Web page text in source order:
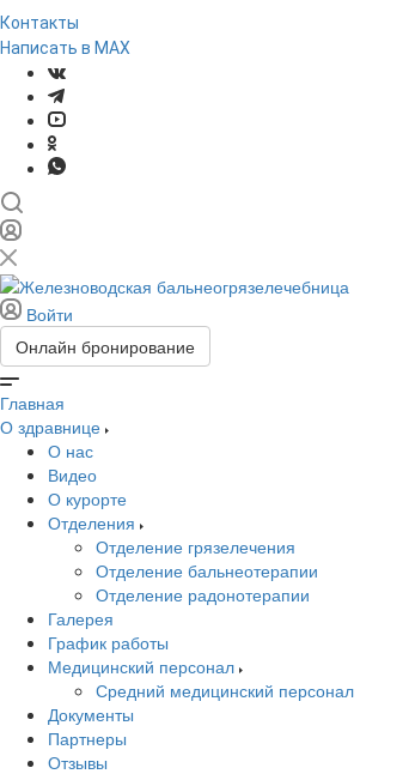
Контакты
Написать в MAX
Войти
Онлайн бронирование
Главная
О здравнице
О нас
Видео
О курорте
Отделения
Отделение грязелечения
Отделение бальнеотерапии
Отделение радонотерапии
Галерея
График работы
Медицинский персонал
Средний медицинский персонал
Документы
Партнеры
Отзывы